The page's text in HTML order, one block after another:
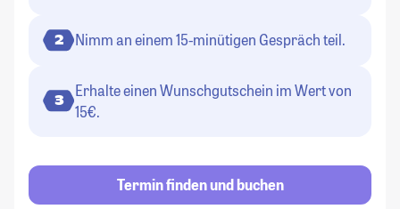
2 Nimm an einem 15-minütigen Gespräch teil.
3
Erhalte einen Wunschgutschein im Wert von
15€.
Termin finden und buchen